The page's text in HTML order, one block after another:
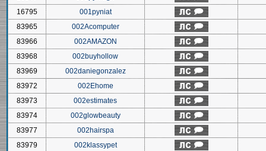
16795
001pyniat
83965
002Acomputer
83966
002AMAZON
83968
002buyhollow
83969
002daniegonzalez
83972
002Ehome
83973
002estimates
83974
002glowbeauty
83977
002hairspa
83979
002klassypet